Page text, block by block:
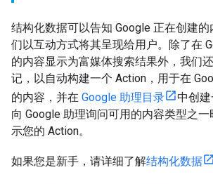
结构化数据可以告知 Google 正在创建
们以互动方式将其呈现给用户。除了在
的内容显示为富媒体搜索结果外，我们
记，以自动构建一个 Action，用于在
的内容，并在 Google 助理目录
中创
向 Google 助理询问可用的内容类型之
示您的 Action。
如果您是新手，请详细了解结构化数据